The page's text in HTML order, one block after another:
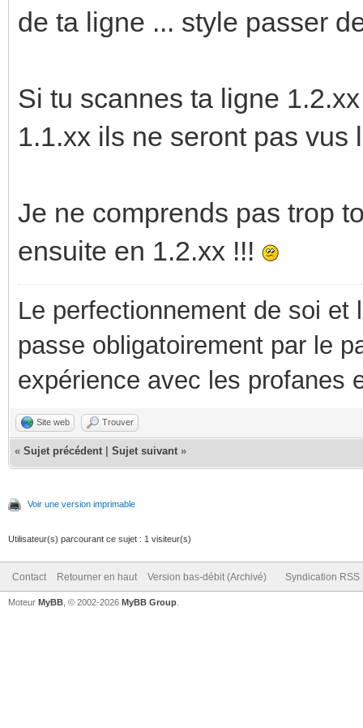
de ta ligne ... style passer
Si tu scannes ta ligne
1.1.xx ils ne seront pas
Je ne comprends pas trop
ensuite en 1.2.xx !!!
Le perfectionnement de soi
passe obligatoirement par le
expérience avec les profanes
Site web Trouver
« Sujet précédent Sujet suivant »
Voir une version imprimable
Utilisateur(s) parcourant ce sujet : 1 visiteur(s)
Contact Retourner en haut Version bas-débit (Archivé) Syndication RSS
Moteur MyBB , © 2002-2026 MyBB Group